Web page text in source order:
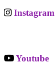
Instagram
Youtube